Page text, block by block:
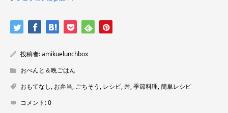
投稿者:amikuelunchbox
おべんと＆晩ごはん
おもてなし, お弁当, ごちそう , レシピ,丼,季節料理,簡単レシピ
コメント:0